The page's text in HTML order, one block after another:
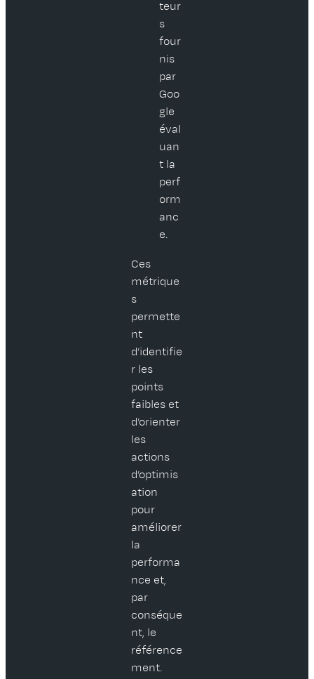
teur
s
four
nis
par
Goo
gle
éval
uan
t la
perf
orm
anc
e.
Ces
métrique
s
permette
nt
d’identifie
r les
points
faibles et
d’orienter
les
actions
d’optimis
ation
pour
améliorer
la
performa
nce et,
par
conséque
nt, le
référence
ment.